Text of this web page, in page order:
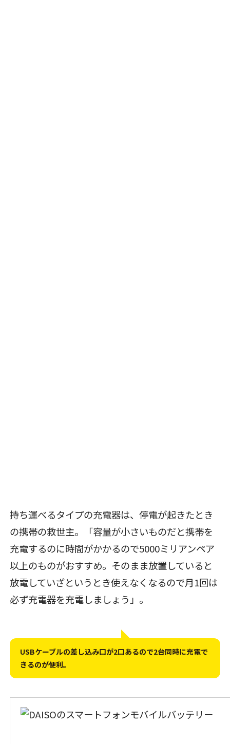
持ち運べるタイプの充電器は、停電が起きたとき
の携帯の救世主。「容量が小さいものだと携帯を
充電するのに時間がかかるので5000ミリアンペア
以上のものがおすすめ。そのまま放置していると
放電していざというとき使えなくなるので月1回は
必ず充電器を充電しましょう」。
USBケーブルの差し込み口が2口あるので2台同時に充電で
きるのが便利。